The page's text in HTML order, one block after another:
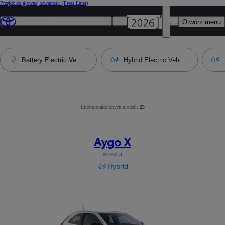
Przejdź do głównej zawartości (Press Enter)
Otwórz menu
Wszystkie filtry Najbardziej popularny
Battery Electric Vehicle Hybrid Electric Vehicle
Liczba wyników po zastosowaniu filtrów
Liczba znalezionych modeli: 23
Aygo X
89 900 zł
Hybrid